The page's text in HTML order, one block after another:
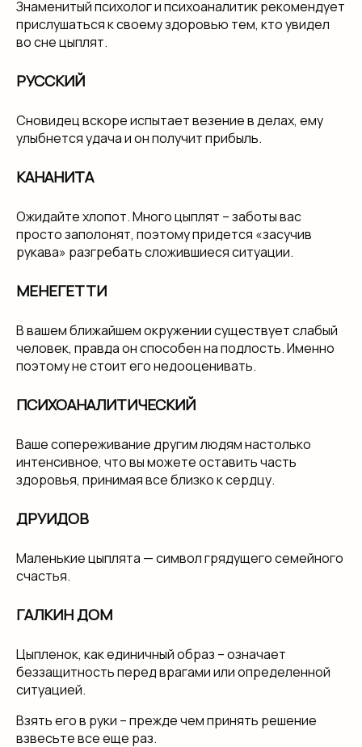
Знаменитый психолог и психоаналитик рекомендует
прислушаться к своему здоровью тем, кто увидел
во сне цыплят.
РУССКИЙ
Сновидец вскоре испытает везение в делах, ему
улыбнется удача и он получит прибыль.
КАНАНИТА
Ожидайте хлопот. Много цыплят – заботы вас
просто заполонят, поэтому придется «засучив
рукава» разгребать сложившиеся ситуации.
МЕНЕГЕТТИ
В вашем ближайшем окружении существует слабый
человек, правда он способен на подлость. Именно
поэтому не стоит его недооценивать.
ПСИХОАНАЛИТИЧЕСКИЙ
Ваше сопереживание другим людям настолько
интенсивное, что вы можете оставить часть
здоровья, принимая все близко к сердцу.
ДРУИДОВ
Маленькие цыплята — символ грядущего семейного
счастья.
ГАЛКИН ДОМ
Цыпленок, как единичный образ – означает
беззащитность перед врагами или определенной
ситуацией.
Взять его в руки – прежде чем принять решение
взвесьте все еще раз.